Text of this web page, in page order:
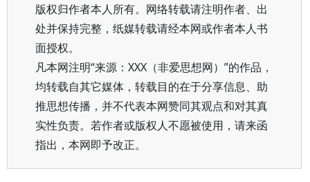
版权归作者本人所有。网络转载请注明作者、出
处并保持完整，纸媒转载请经本网或作者本人书
面授权。
凡本网注明“来源：XXX（非爱思想网）”的作品，
均转载自其它媒体，转载目的在于分享信息、助
推思想传播，并不代表本网赞同其观点和对其真
实性负责。若作者或版权人不愿被使用，请来函
指出，本网即予改正。